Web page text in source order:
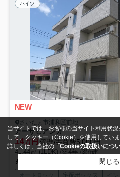
ハイツ
NEW
さいたま市浦和区前地
カーサビアンカ
14万円管理/共益費5,000円
41.44㎡ (1LDK) /築4年 /3階建
京浜東北線「浦和」駅 徒歩8分
オートロック 宅配ボックス イ
当サイトでは、お客様の当サイト利用状
して、クッキー（Cookie）を使用していま
詳しくは、当社の 「Cookieの取扱いについ
閉じる